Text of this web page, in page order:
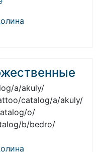
a/akuly/
catalog/a/akuly/
o/
b/bedro/